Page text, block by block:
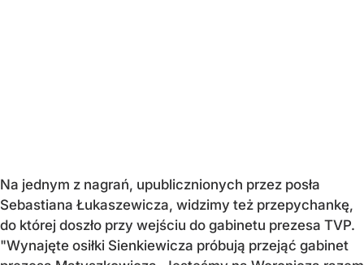
Na jednym z nagrań, upublicznionych przez posła
Sebastiana Łukaszewicza, widzimy też przepychankę,
do której doszło przy wejściu do gabinetu prezesa TVP.
"Wynajęte osiłki Sienkiewicza próbują przejąć gabinet